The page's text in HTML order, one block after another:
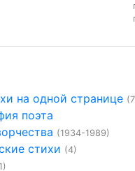
на одной странице
поэта
(1934-1989)
стихи (4)